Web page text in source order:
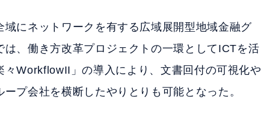
にネットワークを有する広域展開型地域金融グ
、働き方改革プロジェクトの一環としてICTを活
WorkflowII」の導入により、文書回付の可視化や
プ会社を横断したやりとりも可能となった。